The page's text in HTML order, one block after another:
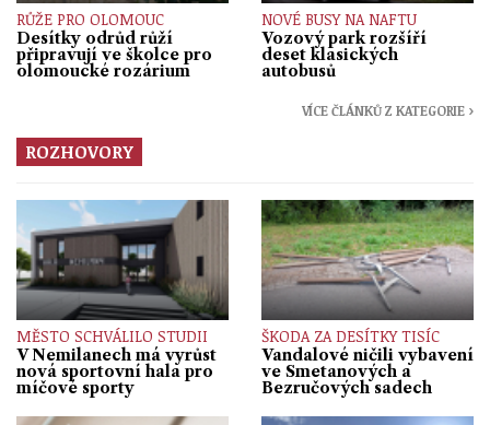
RŮŽE PRO OLOMOUC
Desítky odrůd růží
připravují ve školce pro
olomoucké rozárium
NOVÉ BUSY NA NAFTU
Vozový park rozšíří
deset klasických
autobusů
VÍCE ČLÁNKŮ Z KATEGORIE ›
ROZHOVORY
MĚSTO SCHVÁLILO STUDII
V Nemilanech má vyrůst
nová sportovní hala pro
míčové sporty
ŠKODA ZA DESÍTKY TISÍC
Vandalové ničili vybavení
ve Smetanových a
Bezručových sadech